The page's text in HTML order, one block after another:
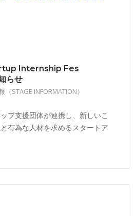
Internship Fes
らせ
（STAGE INFORMATION）
プ支援団体が連携し、新しいこ
有為な人材を求めるスタートア